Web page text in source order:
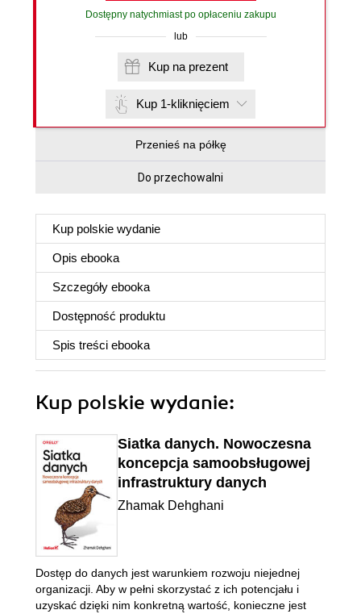
Dostępny natychmiast po opłaceniu zakupu
lub
Kup na prezent
Kup 1-kliknięciem
Przenieś na półkę
Do przechowalni
Kup polskie wydanie
Opis ebooka
Szczegóły ebooka
Dostępność produktu
Spis treści ebooka
Kup polskie wydanie:
Siatka danych. Nowoczesna
koncepcja samoobsługowej
infrastruktury danych
Zhamak Dehghani
Dostęp do danych jest warunkiem rozwoju niejednej
organizacji. Aby w pełni skorzystać z ich potencjału i
uzyskać dzięki nim konkretną wartość, konieczne jest